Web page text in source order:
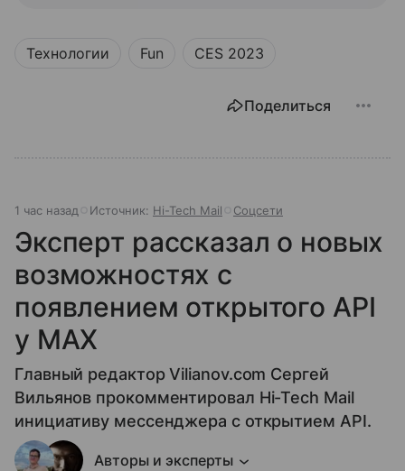
Технологии Fun CES 2023
Поделиться
1 час назад Источник: Hi-Tech Mail Соцсети
Эксперт рассказал о новых
возможностях с
появлением открытого API
у МАХ
Главный редактор Vilianov.com Сергей
Вильянов прокомментировал Hi-Tech Mail
инициативу мессенджера с открытием API.
Авторы и эксперты